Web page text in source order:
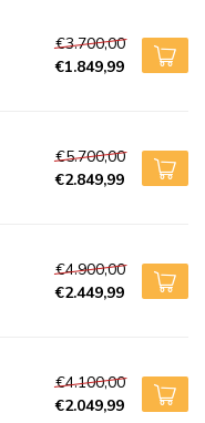
€3.700,00
€1.849,99
€5.700,00
€2.849,99
€4.900,00
€2.449,99
€4.100,00
€2.049,99